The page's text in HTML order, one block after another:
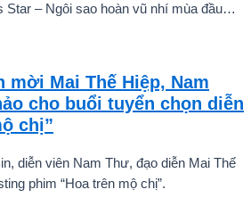
Star – Ngôi sao hoàn vũ nhí mùa đầu
mời Mai Thế Hiệp, Nam
cho buổi tuyển chọn diễn
chị”
diễn viên Nam Thư, đạo diễn Mai Thế
phim “Hoa trên mộ chị”.